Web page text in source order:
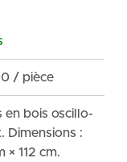
/ pièce
en bois oscillo-
Dimensions :
× 112 cm.